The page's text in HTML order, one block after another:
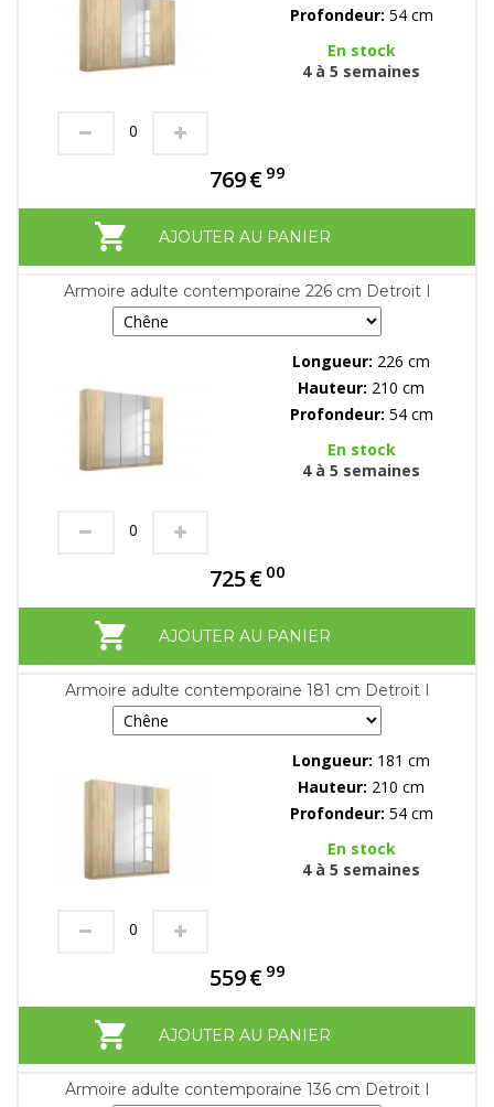
Profondeur: 54 cm
En stock
4 à 5 semaines
769€ 99
AJOUTER AU PANIER
Armoire adulte contemporaine 226 cm Detroit I
Longueur: 226 cm
Hauteur: 210 cm
Profondeur: 54 cm
En stock
4 à 5 semaines
725€ 00
AJOUTER AU PANIER
Armoire adulte contemporaine 181 cm Detroit I
Longueur: 181 cm
Hauteur: 210 cm
Profondeur: 54 cm
En stock
4 à 5 semaines
559€ 99
AJOUTER AU PANIER
Armoire adulte contemporaine 136 cm Detroit I